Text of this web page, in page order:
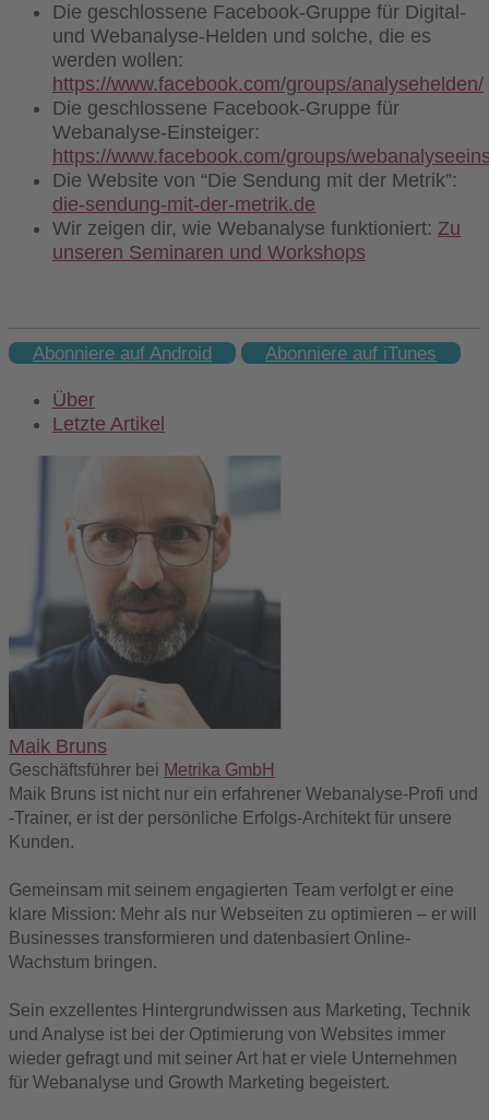
Die geschlossene Facebook-Gruppe für Digital-
und Webanalyse-Helden und solche, die es
werden wollen:
https://www.facebook.com/groups/analysehelden/
Die geschlossene Facebook-Gruppe für
Webanalyse-Einsteiger:
https://www.facebook.com/groups/
Die Website von “Die Sendung mit der Metrik”:
die-sendung-mit-der-metrik.de
Wir zeigen dir, wie Webanalyse funktioniert: Zu
unseren Seminaren und Workshops
Abonniere auf Android Abonniere auf iTunes
Über
Letzte Artikel
Maik Bruns
Geschäftsführer bei Metrika GmbH
Maik Bruns ist nicht nur ein erfahrener Webanalyse-Profi und
-Trainer, er ist der persönliche Erfolgs-Architekt für unsere
Kunden.
Gemeinsam mit seinem engagierten Team verfolgt er eine
klare Mission: Mehr als nur Webseiten zu optimieren – er will
Businesses transformieren und datenbasiert Online-
Wachstum bringen.
Sein exzellentes Hintergrundwissen aus Marketing, Technik
und Analyse ist bei der Optimierung von Websites immer
wieder gefragt und mit seiner Art hat er viele Unternehmen
für Webanalyse und Growth Marketing begeistert.